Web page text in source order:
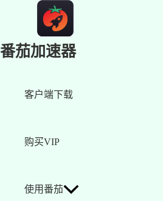
番茄加速器
客户端下载
购买VIP
使用番茄